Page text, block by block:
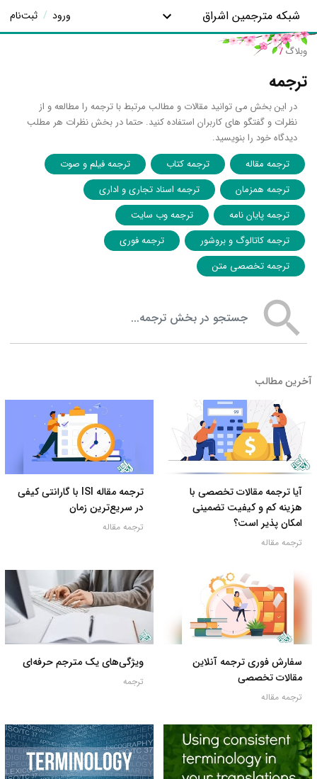
شبکه مترجمین اشراق ورود / ثبت‌نام
وبلاگ /
ترجمه
در این بخش می توانید مقالات و مطالب مرتبط با ترجمه را مطالعه و از
نظرات و گفتگو های کاربران استفاده کنید. حتما در بخش نظرات هر مطلب
دیدگاه خود را بنویسید.
ترجمه مقاله
ترجمه کتاب
ترجمه فیلم و صوت
ترجمه همزمان
ترجمه اسناد تجاری و اداری
ترجمه پایان نامه
ترجمه وب سایت
ترجمه کاتالوگ و بروشور
ترجمه فوری
ترجمه تخصصی متن
آخرین مطالب
آیا ترجمه مقالات تخصصی با
هزینه کم و کیفیت تضمینی
امکان پذیر است؟
ترجمه مقاله
ترجمه مقاله ISI با گارانتی کیفی
در سریع‌ترین زمان
ترجمه مقاله
سفارش فوری ترجمه آنلاین
مقالات تخصصی
ترجمه مقاله
ویژگی‌های یک مترجم حرفه‌ای
ترجمه